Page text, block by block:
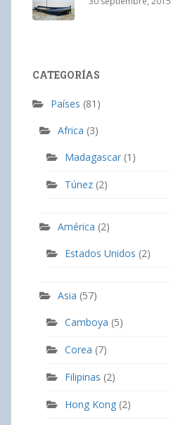
CATEGORÍAS
Países (81)
Africa (3)
Madagascar (1)
Túnez (2)
América (2)
Estados Unidos (2)
Asia (57)
Camboya (5)
Corea (7)
Filipinas (2)
Hong Kong (2)